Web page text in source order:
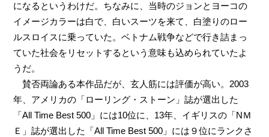
になるというわけだ。ちなみに、当時のジョンとヨーコの
イメージカラーは白で、白いスーツを来て、白塗りのロー
ルスロイスに乗っていた。ベトナム戦争などで行き詰まっ
ていた社会をリセットするという意味も込められていたよ
うだ。
賛否両論ある本作品だが、玄人筋には評価が高い。2003
年、アメリカの「ローリング・ストーン」誌が選出した
「All Time Best 500」には10位に、13年、イギリスの「NＭ
Ｅ」誌が選出した「All Time Best 500」には９位にランクさ